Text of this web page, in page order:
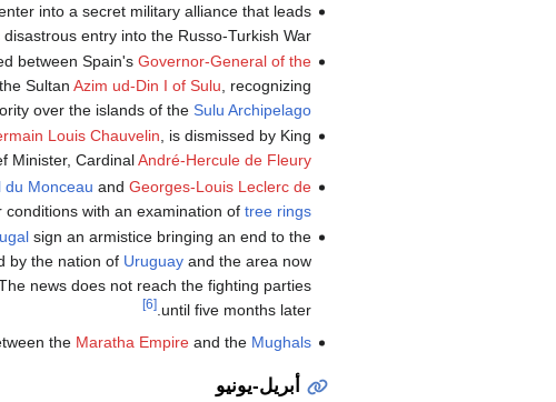
into a secret military alliance that leads
entry into the Russo-Turkish War.
between Spain's Governor-General of the
Sultan Azim ud-Din I of Sulu , recognizing
over the islands of the Sulu Archipelago
Louis Chauvelin, is dismissed by King
Minister, CardinalAndré-Hercule de Fleury
du Monceau and Georges-Louis Leclerc de
with an examination of tree rings
sign an armistice bringing an end to the
by the nation of Uruguayand the area now
news does not reach the fighting parties
until five months later.
[6]
the Maratha Empireand the Mughals
أبريل-يونيو